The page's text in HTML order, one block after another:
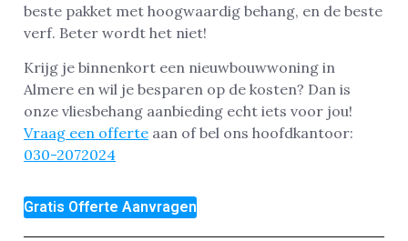
beste pakket met hoogwaardig behang, en de beste
verf. Beter wordt het niet!
Krijg je binnenkort een nieuwbouwwoning in
Almere en wil je besparen op de kosten? Dan is
onze vliesbehang aanbieding echt iets voor jou!
Vraag een offerte aan of bel ons hoofdkantoor:
030-2072024
Gratis Offerte Aanvragen